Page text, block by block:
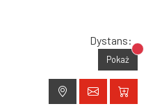
Dystans:
Pokaż